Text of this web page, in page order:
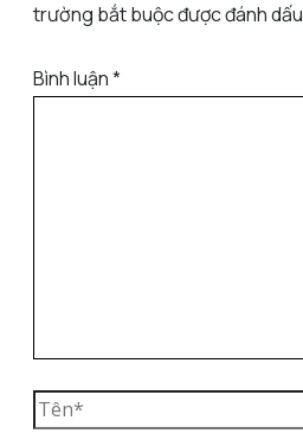
trường bắt buộc được đánh dấu
Bình luận*